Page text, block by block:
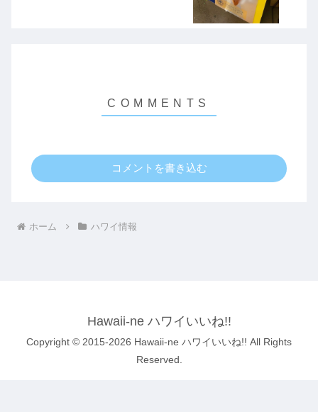
コメントを書き込む
ホーム ハワイ情報
Hawaii-ne ハワイいいね!!
Copyright © 2015-2026 Hawaii-ne ハワイいいね!! All Rights
Reserved.